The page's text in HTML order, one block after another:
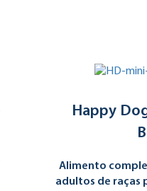
Happy
Alimento
adultos de raças